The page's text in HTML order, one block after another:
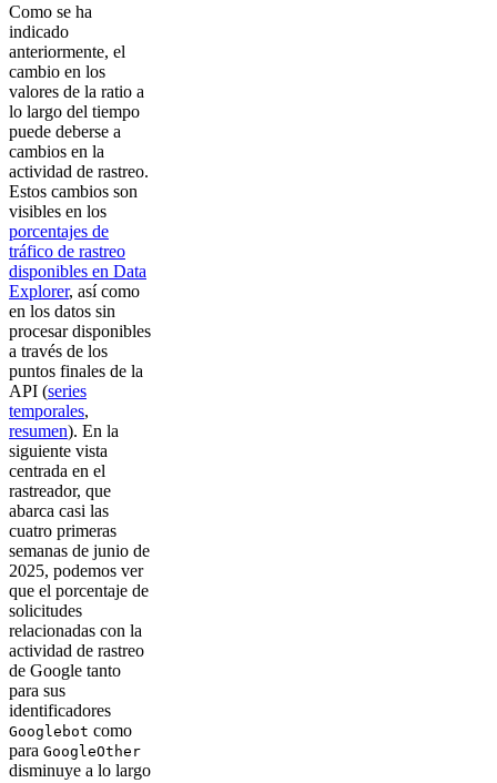
Como se ha
indicado
anteriormente, el
cambio en los
valores de la ratio a
lo largo del tiempo
puede deberse a
cambios en la
actividad de rastreo.
Estos cambios son
visibles en los
porcentajes de
tráfico de rastreo
disponibles en Data
Explorer, así como
en los datos sin
procesar disponibles
a través de los
puntos finales de la
API (series
temporales,
resumen). En la
siguiente vista
centrada en el
rastreador, que
abarca casi las
cuatro primeras
semanas de junio de
2025, podemos ver
que el porcentaje de
solicitudes
relacionadas con la
actividad de rastreo
de Google tanto
para sus
identificadores
Googlebot como
para GoogleOther
disminuye a lo largo